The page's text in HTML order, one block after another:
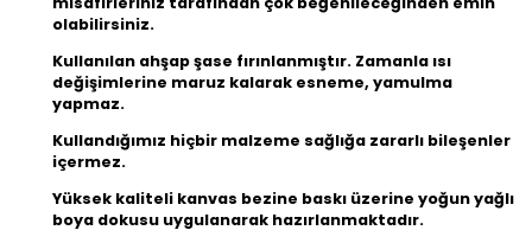
olabilirsiniz.
Kullanılan ahşap şase fırınlanmıştır. Zamanla ısı
değişimlerine maruz kalarak esneme, yamulma
yapmaz.
Kullandığımız hiçbir malzeme sağlığa zararlı bileşenler
içermez.
Yüksek kaliteli kanvas bezine baskı üzerine yoğun yağlı
boya dokusu uygulanarak hazırlanmaktadır.